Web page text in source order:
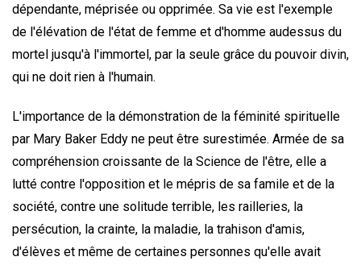
dépendante, méprisée ou opprimée. Sa vie est l'exemple
de l'élévation de l'état de femme et d'homme audessus du
mortel jusqu'à l'immortel, par la seule grâce du pouvoir divin,
qui ne doit rien à l'humain.
L'importance de la démonstration de la féminité spirituelle
par Mary Baker Eddy ne peut être surestimée. Armée de sa
compréhension croissante de la Science de l'être, elle a
lutté contre l'opposition et le mépris de sa famile et de la
société, contre une solitude terrible, les railleries, la
persécution, la crainte, la maladie, la trahison d'amis,
d'élèves et même de certaines personnes qu'elle avait